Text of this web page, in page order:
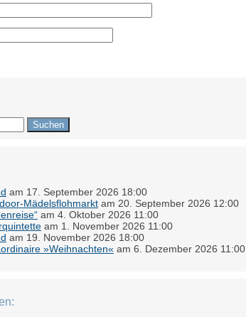
am 17. September 2026 18:00
Mädelsflohmarkt am 20. September 2026 12:00
am 4. Oktober 2026 11:00
am 1. November 2026 11:00
am 19. November 2026 18:00
»Weihnachten« am 6. Dezember 2026 11:00